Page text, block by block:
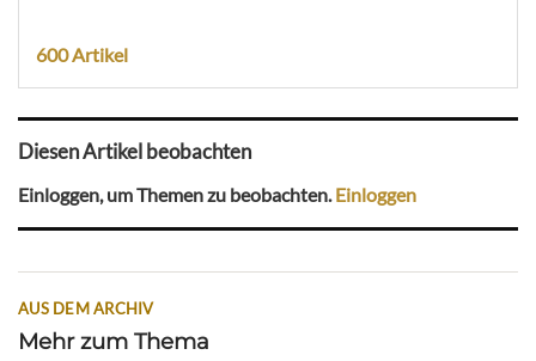
600 Artikel
Diesen Artikel beobachten
Einloggen, um Themen zu beobachten.Einloggen
AUS DEM ARCHIV
Mehr zum Thema